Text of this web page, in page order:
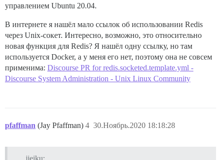
управлением Ubuntu 20.04.
В интернете я нашёл мало ссылок об использовании Redis
через Unix-сокет. Интересно, возможно, это относительно
новая функция для Redis? Я нашёл одну ссылку, но там
используется Docker, а у меня его нет, поэтому она не совсем
применима: Discourse PR for redis.socketed.template.yml -
Discourse System Administration - Unix Linux Community
pfaffman (Jay Pfaffman) 30.Ноябрь.2020 18:18:28
4